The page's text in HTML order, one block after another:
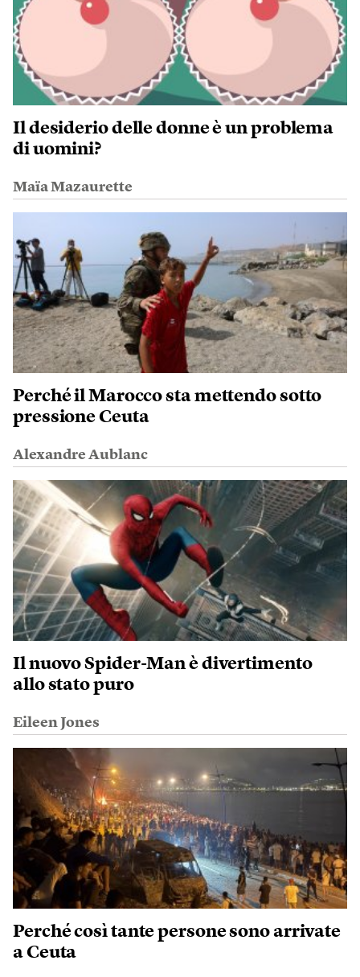
Il desiderio delle donne è un problema
di uomini?
Maïa Mazaurette
Perché il Marocco sta mettendo sotto
pressione Ceuta
Alexandre Aublanc
Il nuovo Spider-Man è divertimento
allo stato puro
Eileen Jones
Perché così tante persone sono arrivate
a Ceuta